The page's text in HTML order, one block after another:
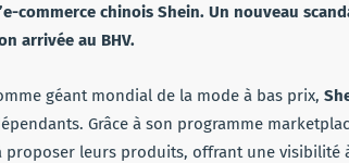
commerce chinois Shein. Un nouveau
arrivée au BHV.
géant mondial de la mode à bas prix,
Grâce à son programme
proposer leurs produits, offrant une visibilité